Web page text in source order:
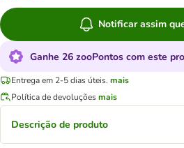
Notificar assim
Ganhe 26 zooPontos com este
Entrega em 2-5 dias úteis. mais
Política de devoluçõesmais
Descrição de produto